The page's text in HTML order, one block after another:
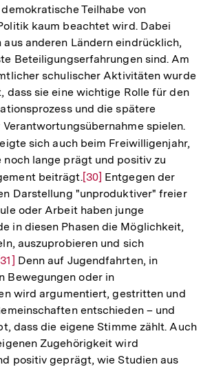
Teilhabe von
kaum beachtet wird. Dabei
aus anderen Ländern eindrücklich,
Beteiligungserfahrungen sind. Am
schulischer Aktivitäten wurde
dass sie eine wichtige Rolle für den
und die spätere
spielen.
sich auch beim Freiwilligenjahr,
noch lange prägt und positiv zu
beiträgt.Zur
Auflösung
der
Fußnote
[30] Entgegen der
Darstellung "unproduktiver" freier
oder Arbeit haben junge
in diesen Phasen die Möglichkeit,
auszuprobieren und sich
Denn auf Jugendfahrten, in
Bewegungen oder in
wird argumentiert, gestritten und
entschieden – und
dass die eigene Stimme zählt. Auch
Zugehörigkeit wird
positiv geprägt, wie Studien aus